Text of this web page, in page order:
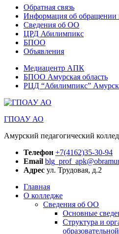
Обратная связь
Информация об обращении
Сведения об ОО
ЦРД Абилимпикс
БПОО
Объявления
Медиацентр АПК
БПОО Амурская область
РЦД “Абилимпикс”
ГПОАУ АО
Амурский педагогический
Телефон +7(4162)35-30-94
Email
Адрес ул. Трудовая, д.2
Главная
О колледже
Сведения об ОО
Основные
Структура и